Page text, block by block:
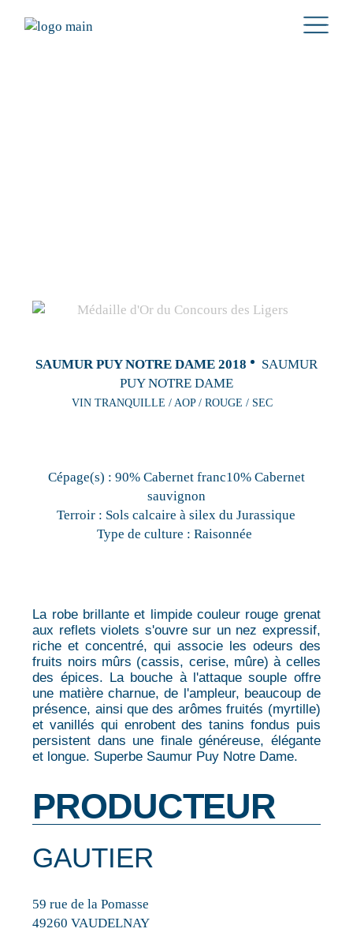
SAUMUR PUY NOTRE DAME 2018
SAUMUR
PUY NOTRE DAME
VIN TRANQUILLE / AOP / ROUGE / SEC
Cépage(s) : 90% Cabernet franc10% Cabernet
sauvignon
Terroir : Sols calcaire à silex du Jurassique
Type de culture : Raisonnée
La robe brillante et limpide couleur rouge grenat
aux reflets violets s'ouvre sur un nez expressif,
riche et concentré, qui associe les odeurs des
fruits noirs mûrs (cassis, cerise, mûre) à celles
des épices. La bouche à l'attaque souple offre
une matière charnue, de l'ampleur, beaucoup de
présence, ainsi que des arômes fruités (myrtille)
et vanillés qui enrobent des tanins fondus puis
persistent dans une finale généreuse, élégante
et longue. Superbe Saumur Puy Notre Dame.
PRODUCTEUR
GAUTIER
59 rue de la Pomasse
49260 VAUDELNAY